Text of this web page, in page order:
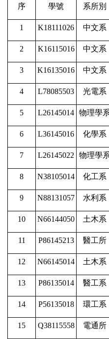
序 學號 系所別
1 K18111026 中文系
2 K16115016 中文系
3 K16135016 中文系
4 L78085503 光電系
5 L26145014 物理學
6 L36145016 化學系
7 L26145022 物理學
8 N38105014 化工系
9 N88131057 水利系
10 N66144050 土木系
11 P86145213 醫工所
12 N66145014 土木系
13 P86135014 醫工系
14 P56135018 環工系
15 Q38115558 電通所